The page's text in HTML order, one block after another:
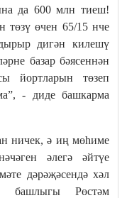
да 600 млн тиеш!
төзү өчен 65/15 нче
дигән килешү
базар бәясеннән
йортларын төзеп
- диде башкарма
ничек, ә иң мөһиме
әлегә әйтүе
дәрәҗәсендә хәл
башлыгы Рөстәм